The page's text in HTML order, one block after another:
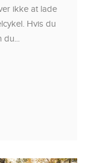
ikke at lade
Hvis du
du...